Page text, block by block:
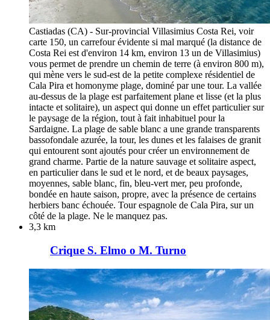
Castiadas (CA) - Sur-provincial Villasimius Costa Rei, voir
carte 150, un carrefour évidente si mal marqué (la distance de
Costa Rei est d'environ 14 km, environ 13 un de Villasimius)
vous permet de prendre un chemin de terre (à environ 800 m),
qui mène vers le sud-est de la petite complexe résidentiel de
Cala Pira et homonyme plage, dominé par une tour. La vallée
au-dessus de la plage est parfaitement plane et lisse (et la plus
intacte et solitaire), un aspect qui donne un effet particulier sur
le paysage de la région, tout à fait inhabituel pour la
Sardaigne. La plage de sable blanc a une grande transparents
bassofondale azurée, la tour, les dunes et les falaises de granit
qui entourent sont ajoutés pour créer un environnement de
grand charme. Partie de la nature sauvage et solitaire aspect,
en particulier dans le sud et le nord, et de beaux paysages,
moyennes, sable blanc, fin, bleu-vert mer, peu profonde,
bondée en haute saison, propre, avec la présence de certains
herbiers banc échouée. Tour espagnole de Cala Pira, sur un
côté de la plage. Ne le manquez pas.
3,3 km
Crique S. Elmo o M. Turno